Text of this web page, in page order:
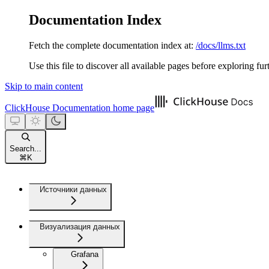
Documentation Index
Fetch the complete documentation index at: /docs/llms.txt
Use this file to discover all available pages before exploring
Skip to main content
ClickHouse Documentation home page
Search...
⌘ K
Источники данных
Визуализация данных
Grafana